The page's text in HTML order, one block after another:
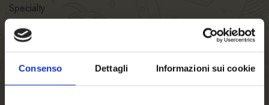
Consenso Dettagli Informazioni sui cookie
Specialty
ENTERPRISE SRL – FUCINE
Restaurant hours
Number of seats